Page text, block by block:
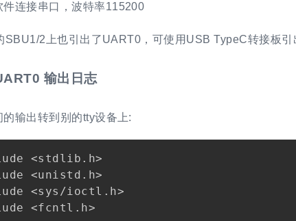
件连接串口，波特率115200
SBU1/2上也引出了UART0，可使用USB TypeC转接板
输出日志
输出转到别的tty设备上:
<stdlib.h>
<unistd.h>
<sys/ioctl.h>
<fcntl.h>